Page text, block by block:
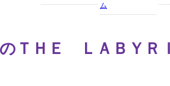
ム
ＴＨＥ ＬＡＢＹＲ